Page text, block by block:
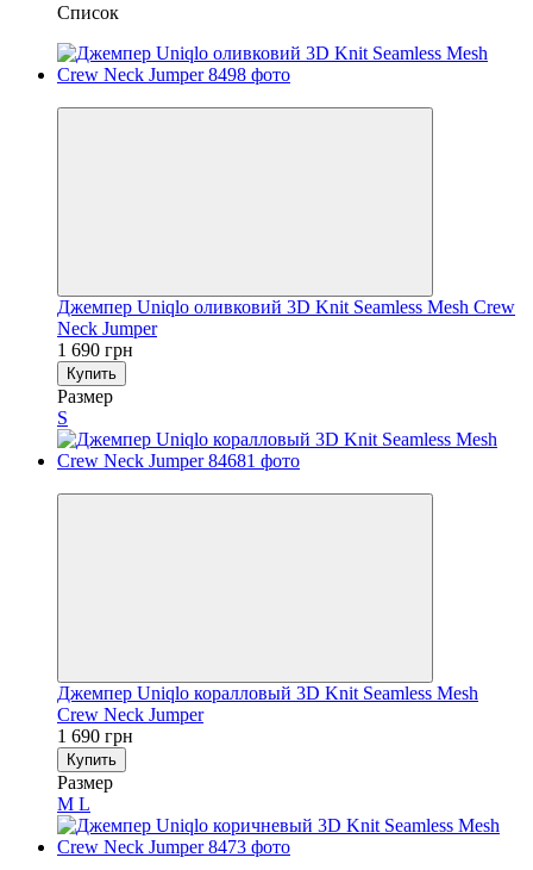
Список
Джемпер Uniqlo оливковий 3D Knit Seamless Mesh Crew
Neck Jumper
1 690 грн
Купить
Размер
S
Джемпер Uniqlo коралловый 3D Knit Seamless Mesh
Crew Neck Jumper
1 690 грн
Купить
Размер
M L